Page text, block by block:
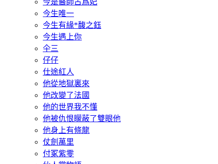
今生唯一
今生有緣*馥之鈺
今生遇上你
仐三
仔仔
仕途紅人
他從地獄裏來
他改變了法國
他的世界我不懂
他被仇恨矇蔽了雙眼他
他身上有條龍
仗劍萬里
付冢紫零